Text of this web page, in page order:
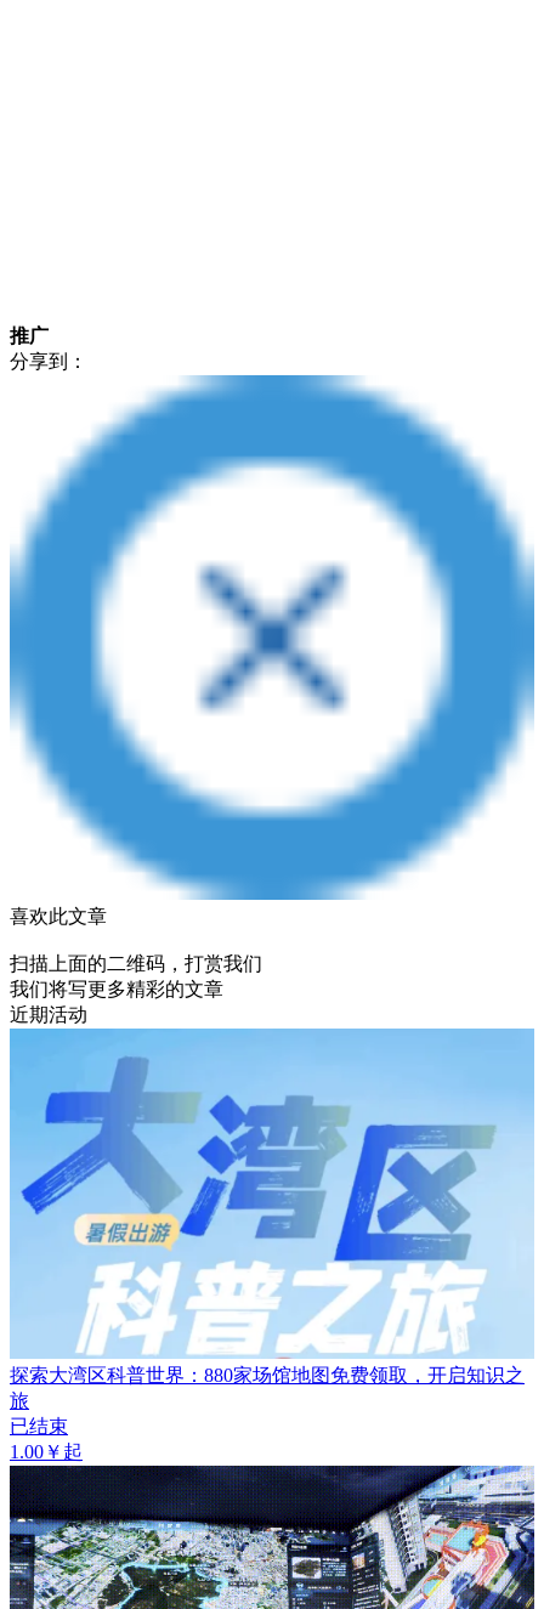
推广
分享到：
喜欢此文章
扫描上面的二维码，打赏我们
我们将写更多精彩的文章
近期活动
探索大湾区科普世界：880家场馆地图免费领取，开启知识之
旅
已结束
1.00￥起